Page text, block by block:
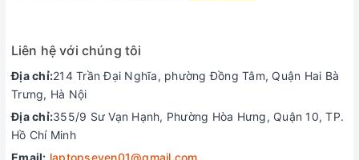
Liên hệ với chúng tôi
Địa chỉ:214 Trần Đại Nghĩa, phường Đồng Tâm, Quận Hai Bà
Trưng, Hà Nội
Địa chỉ:355/9 Sư Vạn Hạnh, Phường Hòa Hưng, Quận 10, TP.
Hồ Chí Minh